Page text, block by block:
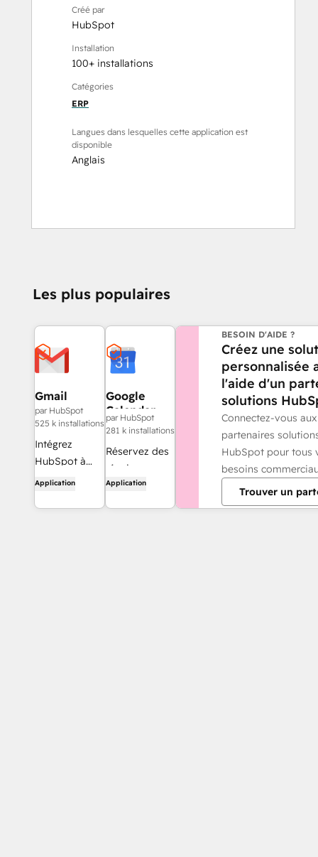
Créé par
HubSpot
Installation
100+ installations
Catégories
ERP
Langues dans lesquelles cette application est
disponible
Anglais
Les plus populaires
Gmail
par HubSpot
525 k installations
Intégrez
HubSpot à
votre boîte de
grâce à
Application
Google
Calendar
par HubSpot
281 k installations
Réservez des
réunions
rapidement et
Application
BESOIN D'AIDE ?
Créez une
personnalisée
l'aide d'un
solutions
Connectez-vous aux
partenaires
HubSpot pour tous
besoins
Trouver un